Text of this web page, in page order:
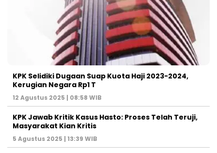
KPK Selidiki Dugaan Suap Kuota Haji 2023-2024,
Kerugian Negara Rp1 T
12 Agustus 2025 | 08:58 WIB
KPK Jawab Kritik Kasus Hasto: Proses Telah Teruji,
Masyarakat Kian Kritis
5 Agustus 2025 | 13:39 WIB